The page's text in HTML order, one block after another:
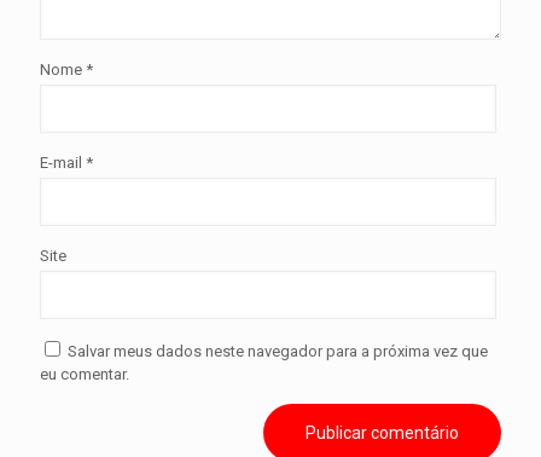
Nome *
E-mail *
Site
Salvar meus dados neste navegador para a próxima vez que
eu comentar.